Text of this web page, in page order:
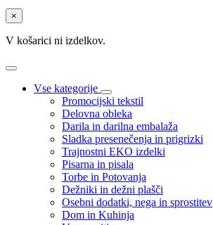
×
V košarici ni izdelkov.
Vse kategorije
Promocijski tekstil
Delovna obleka
Darila in darilna embalaža
Sladka presenečenja in prigrizki
Trajnostni EKO izdelki
Pisarna in pisala
Torbe in Potovanja
Dežniki in dežni plašči
Osebni dodatki, nega in sprostitev
Dom in Kuhinja